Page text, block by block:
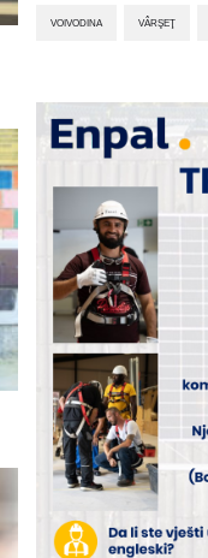
VOIVODINA VÂRŞEŢ